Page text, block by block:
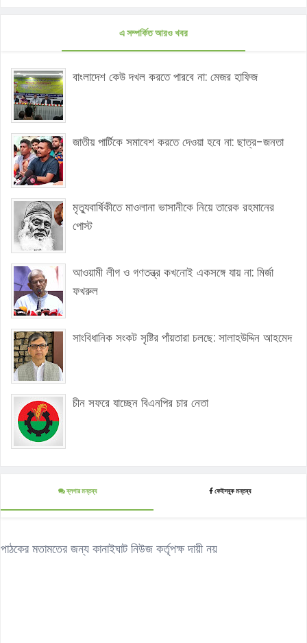
এ সম্পর্কিত আরও খবর
বাংলাদেশ কেউ দখল করতে পারবে না: মেজর হাফিজ
জাতীয় পার্টিকে সমাবেশ করতে দেওয়া হবে না: ছাত্র-জনতা
মৃত্যুবার্ষিকীতে মাওলানা ভাসানীকে নিয়ে তারেক রহমানের
পোস্ট
আওয়ামী লীগ ও গণতন্ত্র কখনোই একসঙ্গে যায় না: মির্জা
ফখরুল
সাংবিধানিক সংকট সৃষ্টির পাঁয়তারা চলছে: সালাহউদ্দিন আহমেদ
চীন সফরে যাচ্ছেন বিএনপির চার নেতা
ব্লগার মন্তব্য ফেইসবুক মন্তব্য
পাঠকের মতামতের জন্য কানাইঘাট নিউজ কর্তৃপক্ষ দায়ী নয়